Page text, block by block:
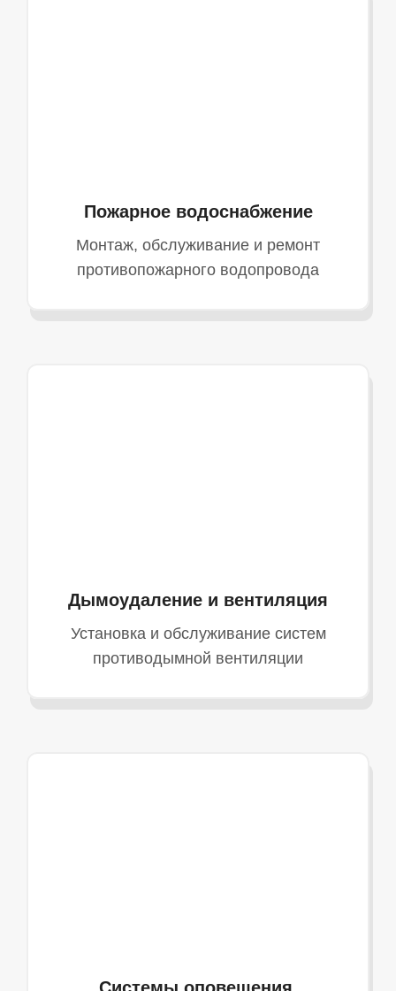
Пожарное водоснабжение
Монтаж, обслуживание и ремонт
противопожарного водопровода
Дымоудаление и вентиляция
Установка и обслуживание систем
противодымной вентиляции